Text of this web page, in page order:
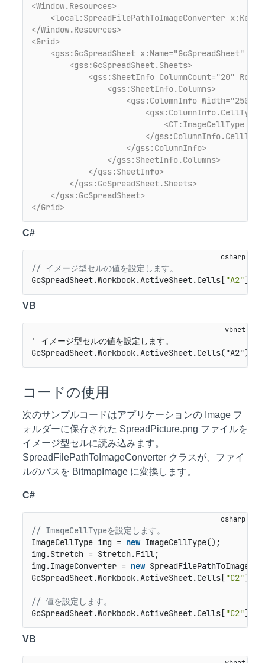
<Window.Resources>
<local:SpreadFilePathToImageConverter
</Window.Resources>
<Grid>
<gss:GcSpreadSheet
<gss:GcSpreadSheet.Sheets>
<gss:SheetInfo ColumnCount="20"
<gss:SheetInfo.Columns>
<gss:ColumnInfo Width="250">
<gss:ColumnInfo.CellType>
<CT:ImageCellType
</
</gss:ColumnInfo>
</gss:SheetInfo.Columns>
</gss:SheetInfo>
</gss:GcSpreadSheet.Sheets>
</gss:GcSpreadSheet>
</Grid>
C#
// イメージ型セルの値を設定します。
GcSpreadSheet.Workbook.ActiveSheet.Cells[ "A2"
VB
' イメージ型セルの値を設定します。
コードの使用
次のサンプルコードはアプリケーションの Image フ
ォルダーに保存された SpreadPicture.png ファイルを
イメージ型セルに読み込みます。
SpreadFilePathToImageConverter クラスが、ファイ
ルのパスを BitmapImage に変換します。
C#
// ImageCellTypeを設定します。
ImageCellType img = new ImageCellType();
img.Stretch = Stretch.Fill;
img.ImageConverter = new
GcSpreadSheet.Workbook.ActiveSheet.Cells[ "C2"
// 値を設定します。
GcSpreadSheet.Workbook.ActiveSheet.Cells[ "C2"
VB